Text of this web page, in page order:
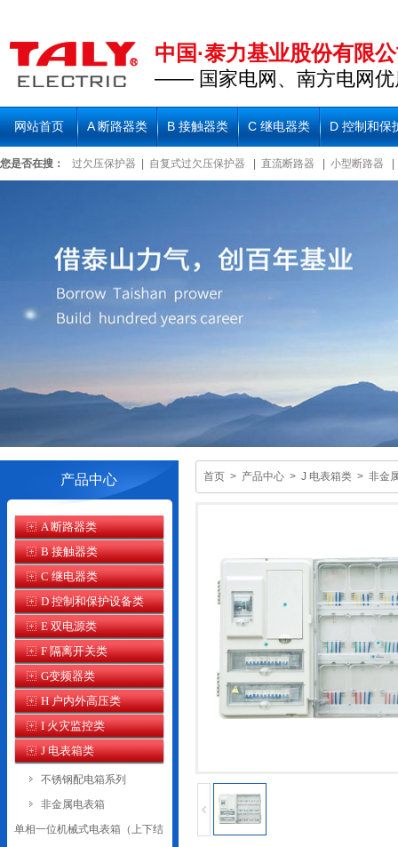
中国·泰力基业股份有限
—— 国家电网、南方电网优
网站首页 A 断路器类 B 接触器类 C 继电器类 D 控制和保
您是否在搜： 过欠压保护器 自复式过欠压保护器 直流断路器 小型断路器
产品中心
A 断路器类
B 接触器类
C 继电器类
D 控制和保护设备类
E 双电源类
F 隔离开关类
G变频器类
H 户内外高压类
I 火灾监控类
J 电表箱类
不锈钢配电箱系列
非金属电表箱
单相一位机械式电表箱（上下结
首页 > 产品中心 > J 电表箱类 > 非金